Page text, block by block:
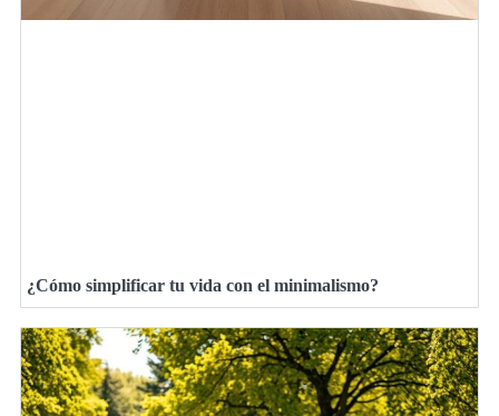
¿Cómo simplificar tu vida con el minimalismo?